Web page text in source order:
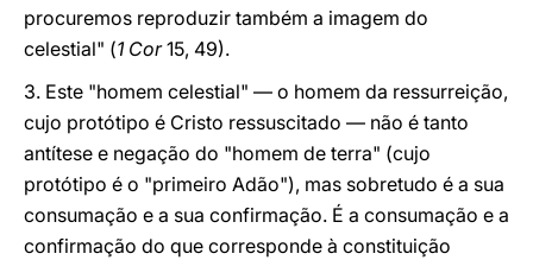
procuremos reproduzir também a imagem do
celestial" (1 Cor15, 49).
3. Este "homem celestial" — o homem da ressurreição,
cujo protótipo é Cristo ressuscitado — não é tanto
antítese e negação do "homem de terra" (cujo
protótipo é o "primeiro Adão"), mas sobretudo é a sua
consumação e a sua confirmação. É a consumação e a
confirmação do que corresponde à constituição